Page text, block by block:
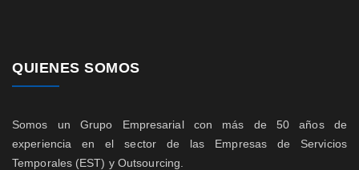
QUIENES SOMOS
Somos un Grupo Empresarial con más de 50 años de
experiencia en el sector de las Empresas de Servicios
Temporales (EST) y Outsourcing.